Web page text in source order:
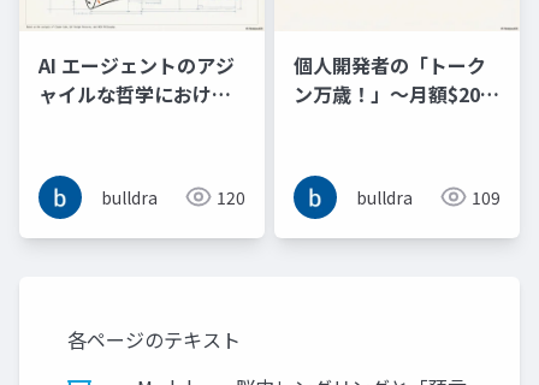
AI エージェントのアジ
ャイルな哲学における
マンドパターンによる
振る舞い制御の検討
bulldra 120
個人開発者の「トーク
ン万歳！」～月額$20
ング～
bulldra 109
各ページのテキスト